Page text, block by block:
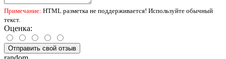
Примечание: HTML разметка не поддерживается! Используйте обычный
текст.
Оценка:
Отправить свой отзыв